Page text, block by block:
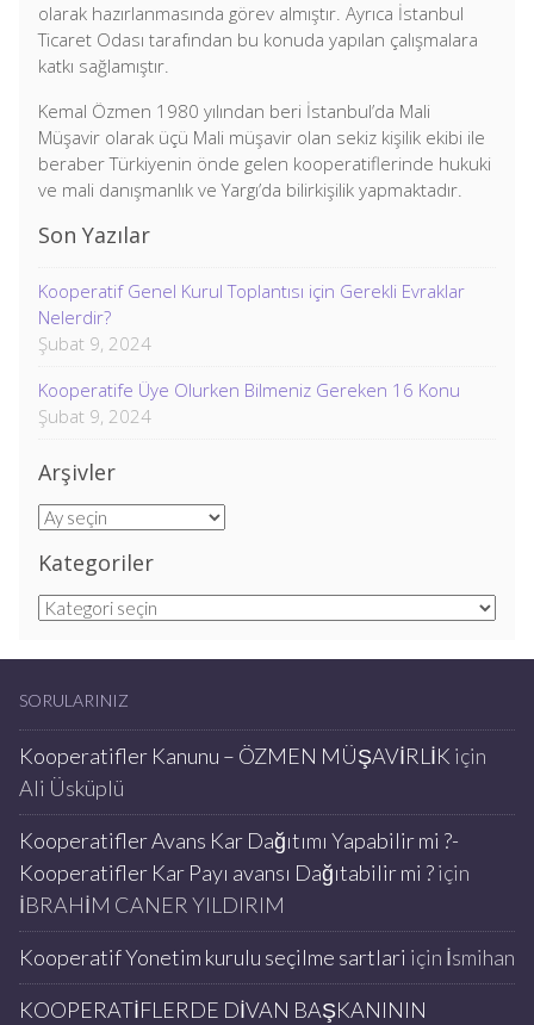
olarak hazırlanmasında görev almıştır. Ayrıca İstanbul
Ticaret Odası tarafından bu konuda yapılan çalışmalara
katkı sağlamıştır.
Kemal Özmen 1980 yılından beri İstanbul’da Mali
Müşavir olarak üçü Mali müşavir olan sekiz kişilik ekibi ile
beraber Türkiyenin önde gelen kooperatiflerinde hukuki
ve mali danışmanlık ve Yargı’da bilirkişilik yapmaktadır.
Son Yazılar
Kooperatif Genel Kurul Toplantısı için Gerekli Evraklar
Nelerdir?
Şubat 9, 2024
Kooperatife Üye Olurken Bilmeniz Gereken 16 Konu
Şubat 9, 2024
Arşivler
Arşivler
Kategoriler
Kategoriler
SORULARINIZ
Kooperatifler Kanunu – ÖZMEN MÜŞAVİRLİK için
Ali Üsküplü
Kooperatifler Avans Kar Dağıtımı Yapabilir mi ?-
Kooperatifler Kar Payı avansı Dağıtabilir mi ?için
İBRAHİM CANER YILDIRIM
Kooperatif Yonetim kurulu seçilme sartlari için İsmihan
KOOPERATİFLERDE DİVAN BAŞKANININ